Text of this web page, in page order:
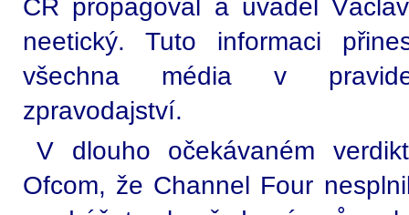
ČR propagoval a uváděl
neetický. Tuto informaci
všechna média v
zpravodajství.
V dlouho očekávaném
Ofcom, že Channel Four